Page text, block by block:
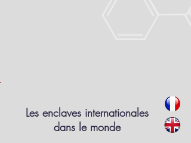
Les enclaves internationales
dans le monde